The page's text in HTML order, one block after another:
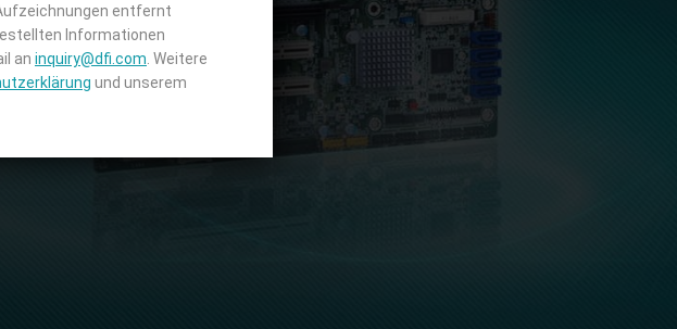
entfernt
Informationen
an inquiry@dfi.com . Weitere
und unserem